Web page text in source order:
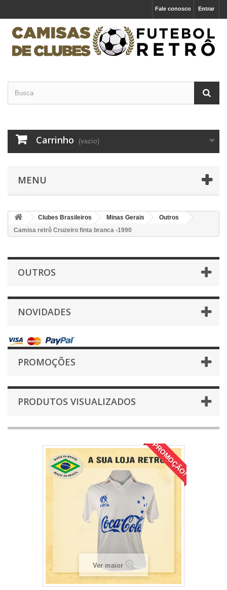
Entrar
Fale conosco
Carrinho (vazio)
MENU
Clubes Brasileiros Minas Gerais
Outros
Camisa retrô Cruzeiro finta branca -1990
OUTROS
NOVIDADES
PROMOÇÕES
PRODUTOS VISUALIZADOS
PROMOÇÃO!
Ver maior